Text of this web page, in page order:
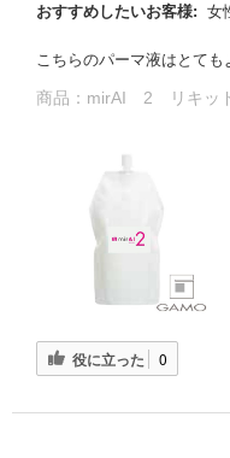
おすすめしたいお客様: 女
こちらのパーマ液はとても
商品： mirAI 2 リキッ
役に立った 0